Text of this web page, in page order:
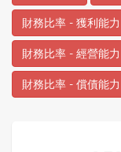
財務比率 - 獲利能力
財務比率 - 經營能力
財務比率 - 償債能力